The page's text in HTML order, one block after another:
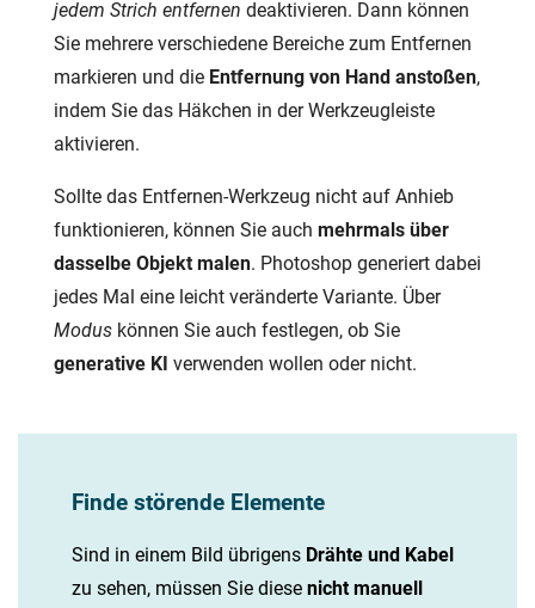
jedem Strich entfernen deaktivieren. Dann können
Sie mehrere verschiedene Bereiche zum Entfernen
markieren und die Entfernung von Hand anstoßen,
indem Sie das Häkchen in der Werkzeugleiste
aktivieren.
Sollte das Entfernen-Werkzeug nicht auf Anhieb
funktionieren, können Sie auch mehrmals über
dasselbe Objekt malen. Photoshop generiert dabei
jedes Mal eine leicht veränderte Variante. Über
Modus können Sie auch festlegen, ob Sie
generative KI verwenden wollen oder nicht.
Finde störende Elemente
Sind in einem Bild übrigens Drähte und Kabel
zu sehen, müssen Sie diese nicht manuell